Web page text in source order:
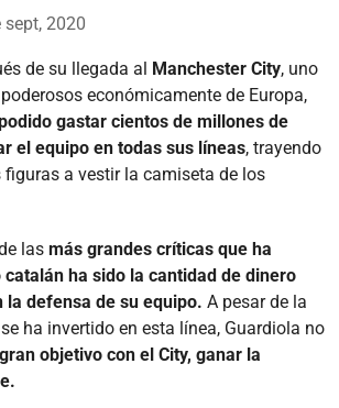
2020
de su llegada al Manchester City, uno
económicamente de Europa,
gastar cientos de millones de
el equipo en todas sus líneas, trayendo
a vestir la camiseta de los
las más grandes críticas que ha
ha sido la cantidad de dinero
la defensa de su equipo. A pesar de la
ha invertido en esta línea, Guardiola no
gran objetivo con el City, ganar la